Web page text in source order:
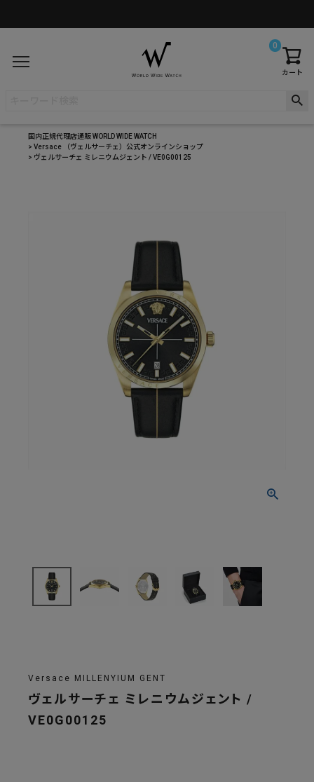
カート
0
国内正規代理店通販 WORLD WIDE WATCH
Versace （ヴェルサーチェ）公式オンラインショップ
ヴェルサーチェ ミレニウムジェント / VE0G00125
Versace MILLENYIUM GENT
ヴェルサーチェ ミレニウムジェント /
VE0G00125